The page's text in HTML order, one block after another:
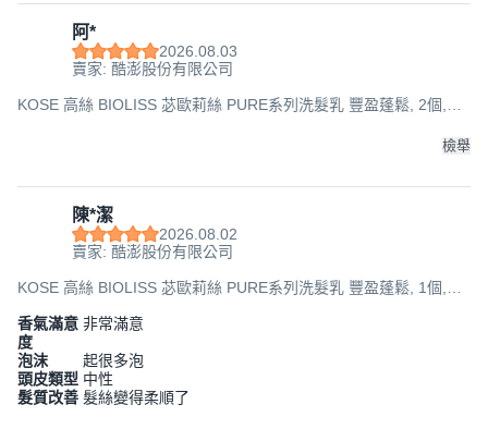
阿*
2026.08.03
賣家: 酷澎股份有限公司
KOSE 高絲 BIOLISS 苾歐莉絲 PURE系列洗髮乳 豐盈蓬鬆, 2個,
檢舉
陳*潔
2026.08.02
賣家: 酷澎股份有限公司
KOSE 高絲 BIOLISS 苾歐莉絲 PURE系列洗髮乳 豐盈蓬鬆, 1個,
香氣滿意
度
非常滿意
泡沫
起很多泡
頭皮類型 中性
髮質改善 髮絲變得柔順了